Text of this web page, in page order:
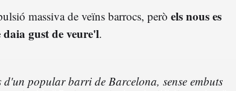
massiva de veïns barrocs, però els nous es
gust de veure'l.
d'un popular barri de Barcelona, sense embuts